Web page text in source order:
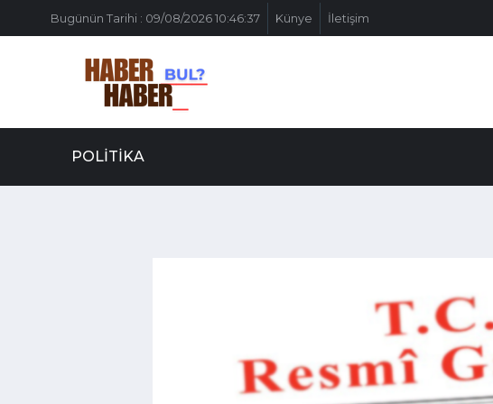
Bugünün Tarihi : 09/08/2026 10:46:37 Künye İletişim
POLITIKA